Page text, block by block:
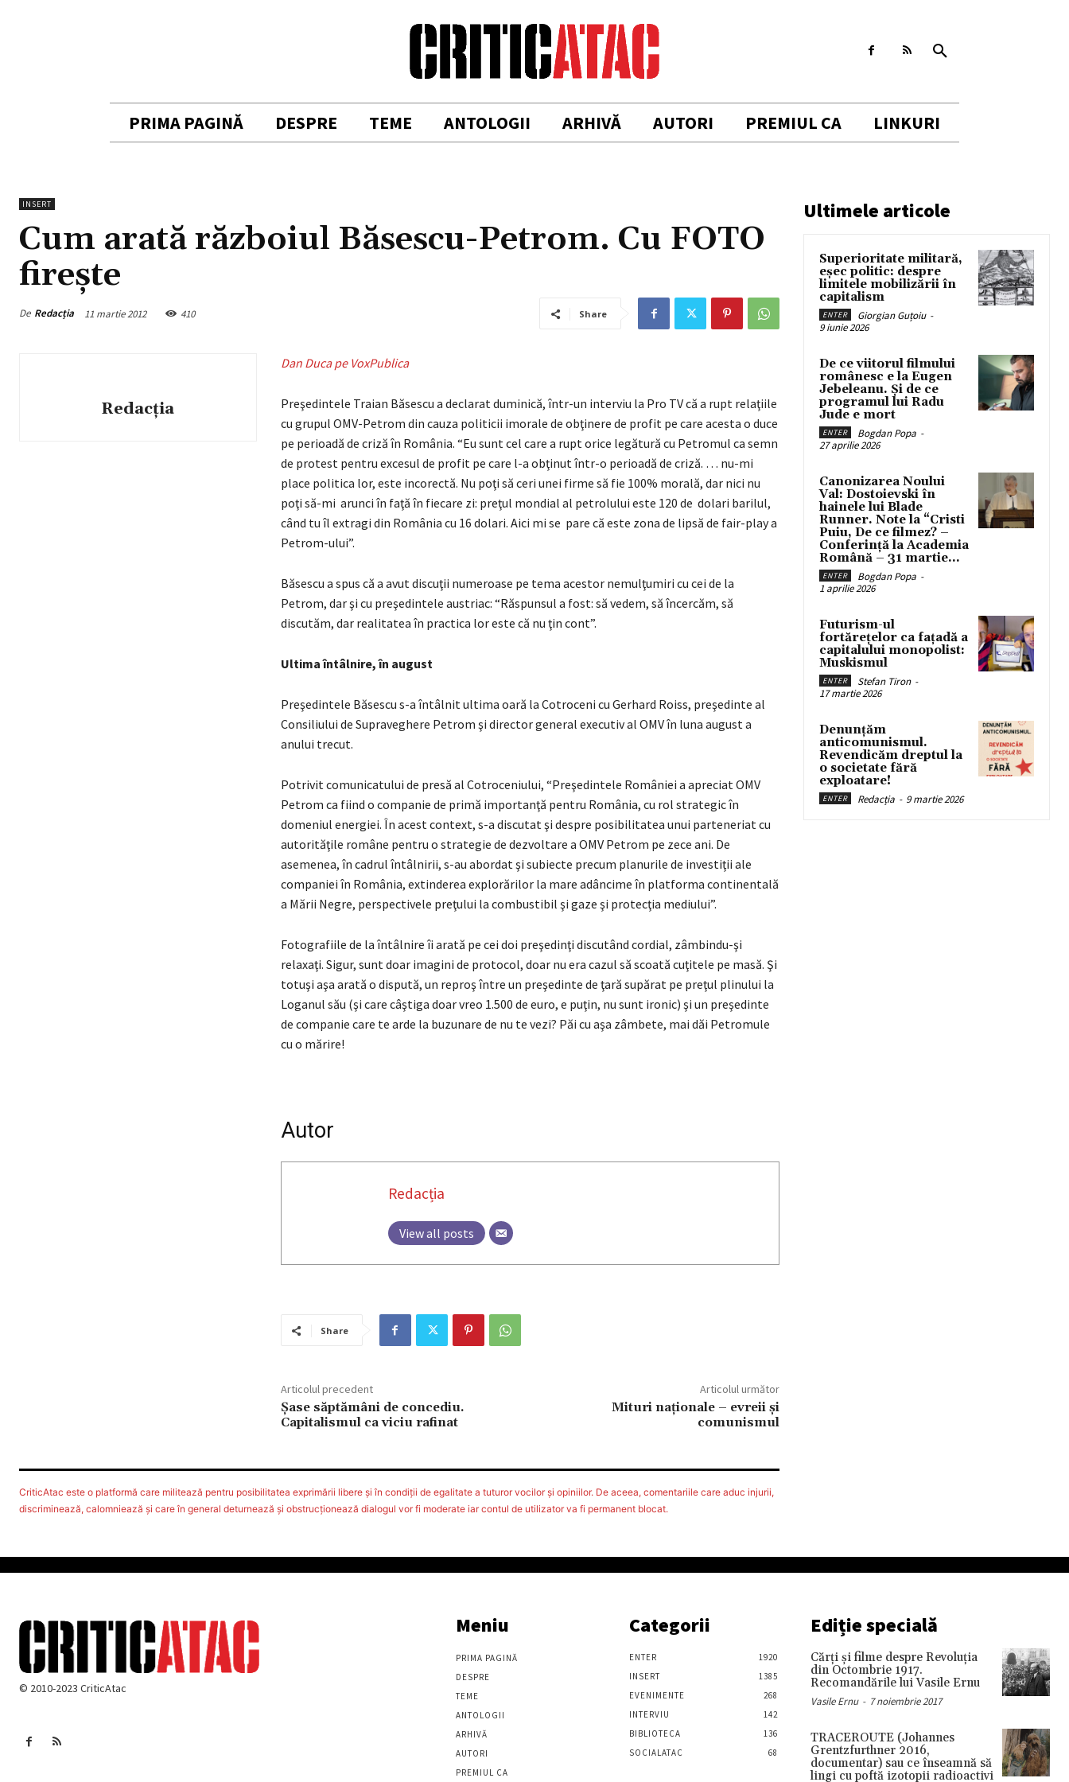
PRIMA PAGINĂ DESPRE TEME ANTOLOGII ARHIVĂ AUTORI PREMIUL CA LINKURI
INSERT
Cum arată războiul Băsescu-Petrom. Cu FOTO
fireşte
De Redacția 11 martie 2012 410 Share
Redacția
Dan Duca pe VoxPublica
Preşedintele Traian Băsescu a declarat duminică, într-un interviu la Pro TV că a rupt relaţiile
cu grupul OMV-Petrom din cauza politicii imorale de obţinere de profit pe care acesta o duce
pe perioadă de criză în România. “Eu sunt cel care a rupt orice legătură cu Petromul ca semn
de protest pentru excesul de profit pe care l-a obţinut într-o perioadă de criză. … nu-mi
place politica lor, este incorectă. Nu poţi să ceri unei firme să fie 100% morală, dar nici nu
poţi să-mi arunci în faţă în fiecare zi: preţul mondial al petrolului este 120 de dolari barilul,
când tu îl extragi din România cu 16 dolari. Aici mi se pare că este zona de lipsă de fair-play a
Petrom-ului”.
Băsescu a spus că a avut discuţii numeroase pe tema acestor nemulţumiri cu cei de la
Petrom, dar şi cu preşedintele austriac: “Răspunsul a fost: să vedem, să încercăm, să
discutăm, dar realitatea în practica lor este că nu ţin cont”.
Ultima întâlnire, în august
Preşedintele Băsescu s-a întâlnit ultima oară la Cotroceni cu Gerhard Roiss, preşedinte al
Consiliului de Supraveghere Petrom şi director general executiv al OMV în luna august a
anului trecut.
Potrivit comunicatului de presă al Cotroceniului, “Preşedintele României a apreciat OMV
Petrom ca fiind o companie de primă importanţă pentru România, cu rol strategic în
domeniul energiei. În acest context, s-a discutat şi despre posibilitatea unui parteneriat cu
autorităţile române pentru o strategie de dezvoltare a OMV Petrom pe zece ani. De
asemenea, în cadrul întâlnirii, s-au abordat şi subiecte precum planurile de investiţii ale
companiei în România, extinderea explorărilor la mare adâncime în platforma continentală
a Mării Negre, perspectivele preţului la combustibil şi gaze şi protecţia mediului”.
Fotografiile de la întâlnire îi arată pe cei doi preşedinţi discutând cordial, zâmbindu-şi
relaxaţi. Sigur, sunt doar imagini de protocol, doar nu era cazul să scoată cuţitele pe masă. Şi
totuşi aşa arată o dispută, un reproş între un preşedinte de ţară supărat pe preţul plinului la
Loganul său (şi care câştiga doar vreo 1.500 de euro, e puţin, nu sunt ironic) şi un preşedinte
de companie care te arde la buzunare de nu te vezi? Păi cu aşa zâmbete, mai dăi Petromule
cu o mărire!
Autor
Redacția
View all posts
Share
Articolul precedent
Şase săptămâni de concediu.
Capitalismul ca viciu rafinat
Articolul următor
Mituri naționale – evreii și
comunismul
CriticAtac este o platformă care militează pentru posibilitatea exprimării libere şi în condiţii de egalitate a tuturor vocilor şi opiniilor. De aceea, comentariile care aduc injurii,
discriminează, calomniează şi care în general deturnează şi obstrucţionează dialogul vor fi moderate iar contul de utilizator va fi permanent blocat.
Ultimele articole
Superioritate militară,
eșec politic: despre
limitele mobilizării în
capitalism
ENTER Giorgian Guțoiu -
9 iunie 2026
De ce viitorul filmului
românesc e la Eugen
Jebeleanu. Și de ce
programul lui Radu
Jude e mort
ENTER Bogdan Popa -
27 aprilie 2026
Canonizarea Noului
Val: Dostoievski în
hainele lui Blade
Runner. Note la “Cristi
Puiu, De ce filmez? –
Conferință la Academia
Română – 31 martie...
ENTER Bogdan Popa -
1 aprilie 2026
Futurism-ul
fortărețelor ca fațadă a
capitalului monopolist:
Muskismul
ENTER Stefan Tiron -
17 martie 2026
Denunțăm
anticomunismul.
Revendicăm dreptul la
o societate fără
exploatare!
ENTER Redacția - 9 martie 2026
© 2010-2023 CriticAtac
Meniu
PRIMA PAGINĂ
DESPRE
TEME
ANTOLOGII
ARHIVĂ
AUTORI
PREMIUL CA
Categorii
ENTER
1920
INSERT
1385
EVENIMENTE
268
INTERVIU
142
BIBLIOTECA
136
SOCIALATAC
68
Ediție specială
Cărţi şi filme despre Revoluţia
din Octombrie 1917.
Recomandările lui Vasile Ernu
Vasile Ernu - 7 noiembrie 2017
TRACEROUTE (Johannes
Grentzfurthner 2016,
documentar) sau ce înseamnă să
lingi cu poftă izotopii radioactivi